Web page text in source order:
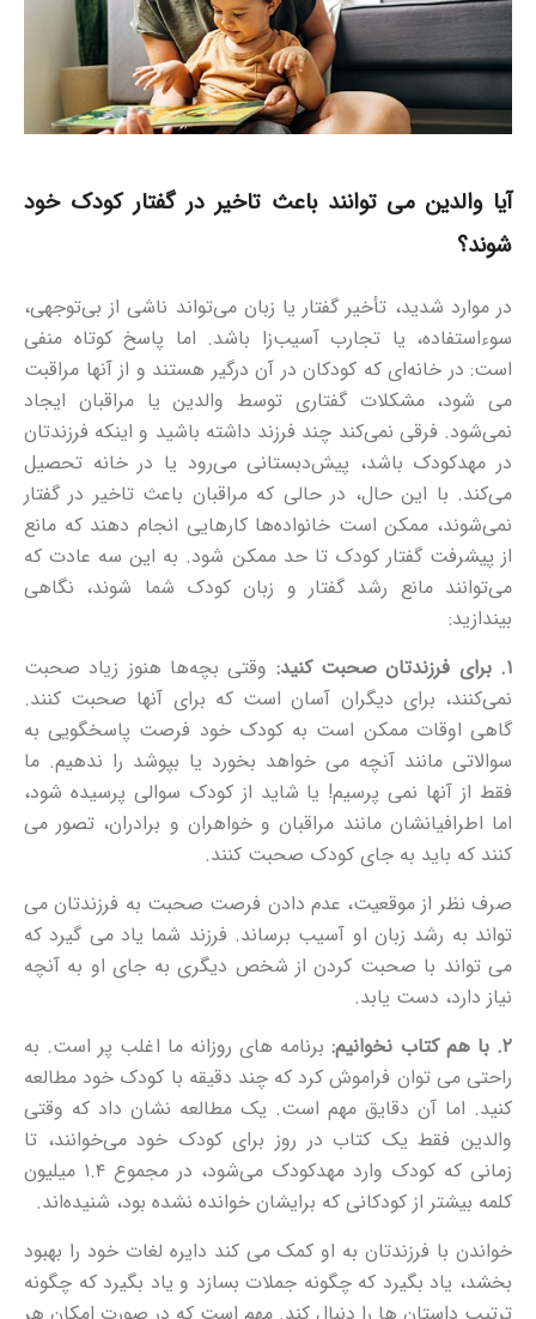
آیا والدین می توانند باعث تاخیر در گفتار کودک خود
شوند؟
در موارد شدید، تأخیر گفتار یا زبان می‌تواند ناشی از بی‌توجهی،
سوءاستفاده، یا تجارب آسیب‌زا باشد. اما پاسخ کوتاه منفی
است: در خانه‌ای که کودکان در آن درگیر هستند و از آنها مراقبت
می‌ شود، مشکلات گفتاری توسط والدین یا مراقبان ایجاد
نمی‌شود. فرقی نمی‌کند چند فرزند داشته باشید و اینکه فرزندتان
در مهدکودک باشد، پیش‌دبستانی می‌رود یا در خانه تحصیل
می‌کند. با این حال، در حالی که مراقبان باعث تاخیر در گفتار
نمی‌شوند، ممکن است خانواده‌ها کارهایی انجام دهند که مانع
از پیشرفت گفتار کودک تا حد ممکن شود. به این سه عادت که
می‌توانند مانع رشد گفتار و زبان کودک شما شوند، نگاهی
بیندازید:
۱. برای فرزندتان صحبت کنید:
وقتی بچه‌ها هنوز زیاد صحبت
نمی‌کنند، برای دیگران آسان است که برای آنها صحبت کنند.
گاهی اوقات ممکن است به کودک خود فرصت پاسخگویی به
سوالاتی مانند آنچه می خواهد بخورد یا بپوشد را ندهیم. ما
فقط از آنها نمی پرسیم! یا شاید از کودک سوالی پرسیده شود،
اما اطرافیانشان مانند مراقبان و خواهران و برادران، تصور می
کنند که باید به جای کودک صحبت کنند.
صرف نظر از موقعیت، عدم دادن فرصت صحبت به فرزندتان می
تواند به رشد زبان او آسیب برساند. فرزند شما یاد می گیرد که
می تواند با صحبت کردن از شخص دیگری به جای او به آنچه
نیاز دارد، دست یابد.
۲. با هم کتاب نخوانیم:
برنامه های روزانه ما اغلب پر است. به
راحتی می توان فراموش کرد که چند دقیقه با کودک خود مطالعه
کنید. اما آن دقایق مهم است. یک مطالعه نشان داد که وقتی
والدین فقط یک کتاب در روز برای کودک خود می‌خوانند، تا
زمانی که کودک وارد مهدکودک می‌شود، در مجموع ۱.۴ میلیون
کلمه بیشتر از کودکانی که برایشان خوانده نشده بود، شنیده‌اند.
خواندن با فرزندتان به او کمک می کند دایره لغات خود را بهبود
بخشد، یاد بگیرد که چگونه جملات بسازد و یاد بگیرد که چگونه